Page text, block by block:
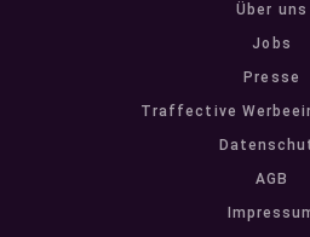
Über uns
Jobs
Presse
Traffective
AGB